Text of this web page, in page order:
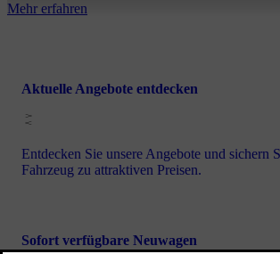
Mehr erfahren
Aktuelle Angebote entdecken
Entdecken Sie unsere Angebote und sichern
Fahrzeug zu attraktiven Preisen.
Sofort verfügbare Neuwagen